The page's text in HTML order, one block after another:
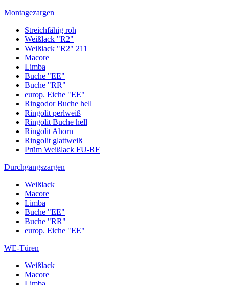
Montagezargen
Streichfähig roh
Weißlack "R2"
Weißlack "R2" 211
Macore
Limba
Buche "EE"
Buche "RR"
europ. Eiche "EE"
Ringodor Buche hell
Ringolit perlweiß
Ringolit Buche hell
Ringolit Ahorn
Ringolit glattweiß
Prüm Weißlack FU-RF
Durchgangszargen
Weißlack
Macore
Limba
Buche "EE"
Buche "RR"
europ. Eiche "EE"
WE-Türen
Weißlack
Macore